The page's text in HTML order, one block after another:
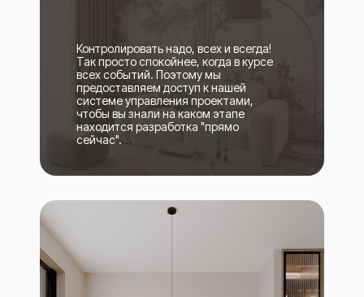
Контролировать надо, всех и всегда!
Так просто спокойнее, когда в курсе
всех событий. Поэтому мы
предоставляем доступ к нашей
системе управления проектами,
чтобы вы знали на каком этапе
находится разработка "прямо
сейчас".